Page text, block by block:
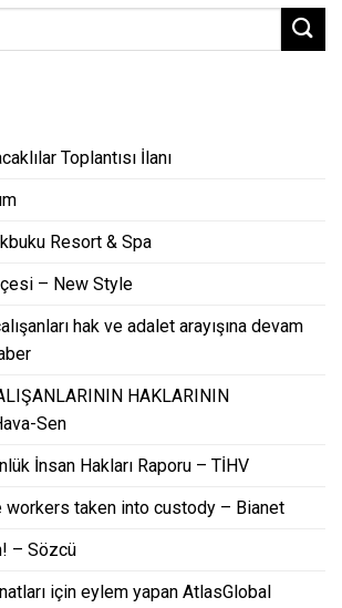
Toplantısı İlanı
Resort & Spa
– New Style
hak ve adalet arayışına devam
HAKLARININ
Sen
İnsan Hakları Raporu – TİHV
workers taken into custody – Bianet
– Sözcü
için eylem yapan AtlasGlobal